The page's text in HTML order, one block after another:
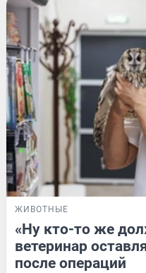
ЖИВОТНЫЕ
«Ну кто-то же
ветеринар
после операций